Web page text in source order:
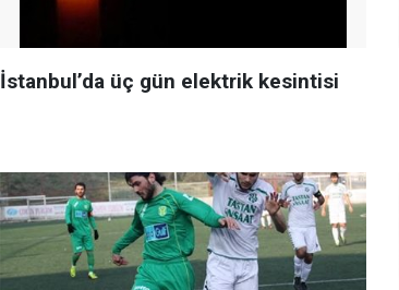
İstanbul’da üç gün elektrik kesintisi